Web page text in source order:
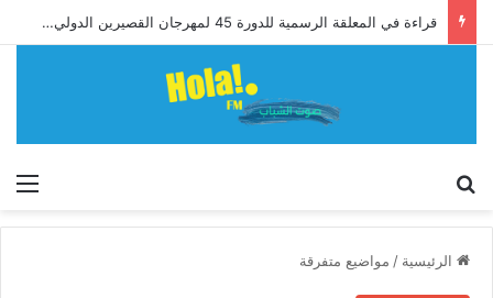
قراءة في المعلقة الرسمية للدورة 45 لمهرجان القصيرين الدولي: بين عمق التاريخ ونبض الحاضر
الرئيسية / مواضيع متفرقة